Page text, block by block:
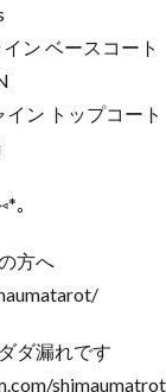
ン ベースコート
イン トップコート
｡
方へ
ダ漏れです